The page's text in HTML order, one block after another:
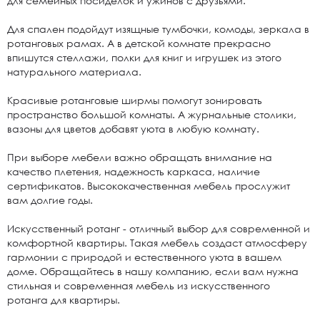
Для спален подойдут изящные тумбочки, комоды, зеркала в
ротанговых рамах. А в детской комнате прекрасно
впишутся стеллажи, полки для книг и игрушек из этого
натурального материала.
Красивые ротанговые ширмы помогут зонировать
пространство большой комнаты. А журнальные столики,
вазоны для цветов добавят уюта в любую комнату.
При выборе мебели важно обращать внимание на
качество плетения, надежность каркаса, наличие
сертификатов. Высококачественная мебель прослужит
вам долгие годы.
Искусственный ротанг - отличный выбор для современной и
комфортной квартиры. Такая мебель создаст атмосферу
гармонии с природой и естественного уюта в вашем
доме. Обращайтесь в нашу компанию, если вам нужна
стильная и современная мебель из искусственного
ротанга для квартиры.